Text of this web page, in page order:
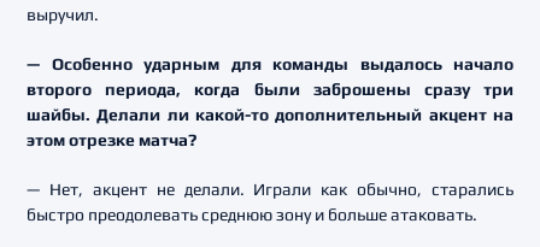
выручил.
— Особенно ударным для команды выдалось начало
второго периода, когда были заброшены сразу три
шайбы. Делали ли какой-то дополнительный акцент на
этом отрезке матча?
— Нет, акцент не делали. Играли как обычно, старались
быстро преодолевать среднюю зону и больше атаковать.